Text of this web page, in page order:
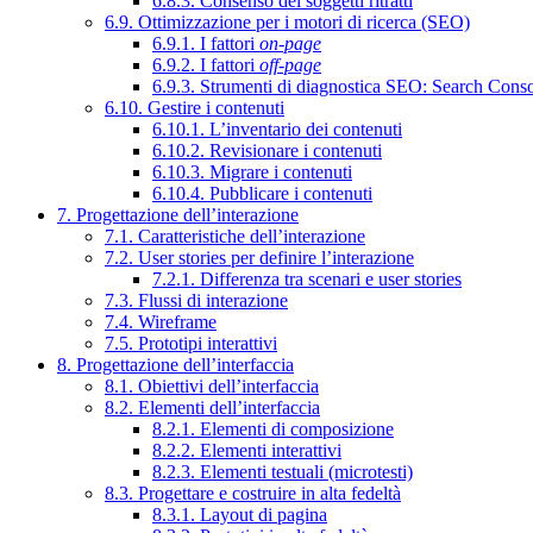
6.9. Ottimizzazione per i motori di ricerca (SEO)
6.9.1. I fattori on-page
6.9.2. I fattori off-page
6.9.3. Strumenti di diagnostica SEO: Search
6.10. Gestire i contenuti
6.10.1. L’inventario dei contenuti
6.10.2. Revisionare i contenuti
6.10.3. Migrare i contenuti
6.10.4. Pubblicare i contenuti
7. Progettazione dell’interazione
7.1. Caratteristiche dell’interazione
7.2. User stories per definire l’interazione
7.2.1. Differenza tra scenari e user stories
7.3. Flussi di interazione
7.4. Wireframe
7.5. Prototipi interattivi
8. Progettazione dell’interfaccia
8.1. Obiettivi dell’interfaccia
8.2. Elementi dell’interfaccia
8.2.1. Elementi di composizione
8.2.2. Elementi interattivi
8.2.3. Elementi testuali (microtesti)
8.3. Progettare e costruire in alta fedeltà
8.3.1. Layout di pagina